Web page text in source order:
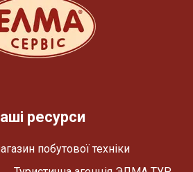
ресурси
побутової техніки